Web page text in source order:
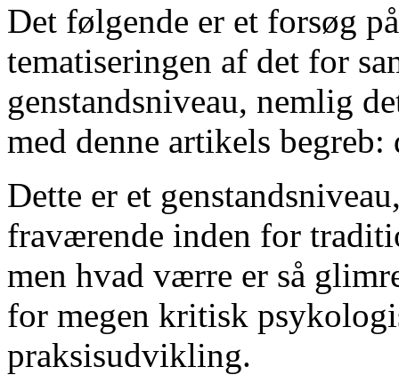
Det følgende er et forsøg
tematiseringen af det for
genstandsniveau, nemlig
med denne artikels
Dette er et
fraværende inden for
men hvad værre er så
for megen kritisk
praksisudvikling.